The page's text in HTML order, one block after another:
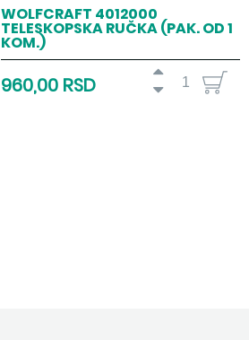
WOLFCRAFT 4012000
TELESKOPSKA RUČKA (PAK. OD 1
KOM.)
960,00 RSD